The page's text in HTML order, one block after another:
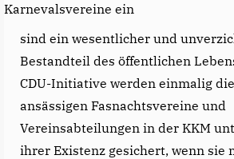
Karnevalsvereine ein
sind ein wesentlicher und
Bestandteil des öffentlichen
CDU-Initiative werden einmalig
ansässigen Fasnachtsvereine und
Vereinsabteilungen in der KKM
ihrer Existenz gesichert, wenn sie